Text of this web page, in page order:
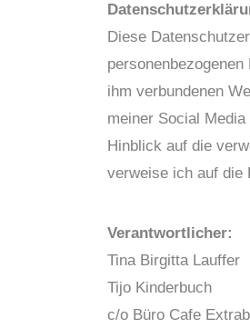
Diese
ihm verbundenen
meiner Social
Hinblick auf die
verweise ich auf die
Verantwortlicher:
Tina Birgitta Lauffer
Tijo Kinderbuch
c/o Büro Cafe